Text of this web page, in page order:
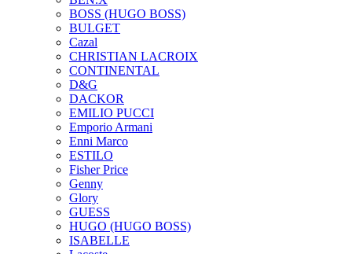
BOSS (HUGO BOSS)
BULGET
Cazal
CHRISTIAN LACROIX
CONTINENTAL
D&G
DACKOR
EMILIO PUCCI
Emporio Armani
Enni Marco
ESTILO
Fisher Price
Genny
Glory
GUESS
HUGO (HUGO BOSS)
ISABELLE